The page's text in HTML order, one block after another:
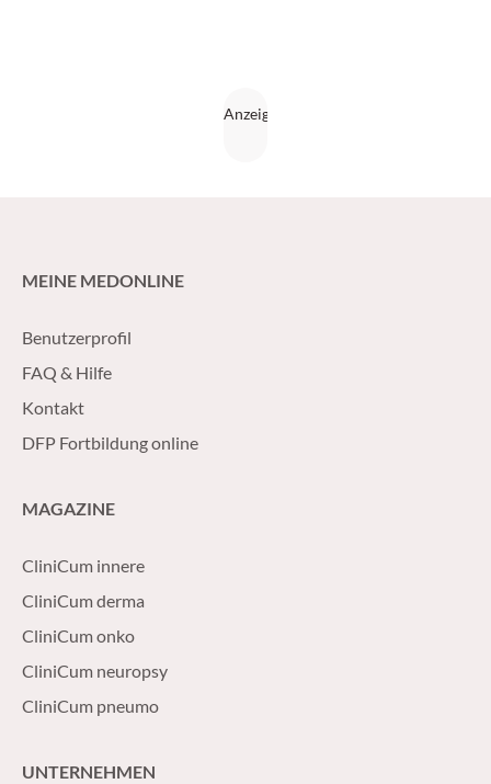
MEINE MEDONLINE
Benutzerprofil
FAQ & Hilfe
Kontakt
DFP Fortbildung online
MAGAZINE
CliniCum innere
CliniCum derma
CliniCum onko
CliniCum neuropsy
CliniCum pneumo
UNTERNEHMEN